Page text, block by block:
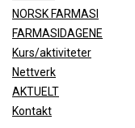
NORSK FARMASI
FARMASIDAGENE
Kurs/aktiviteter
Nettverk
AKTUELT
Kontakt